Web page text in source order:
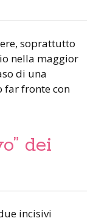
soprattutto
nella maggior
di una
far fronte con
dei
incisivi